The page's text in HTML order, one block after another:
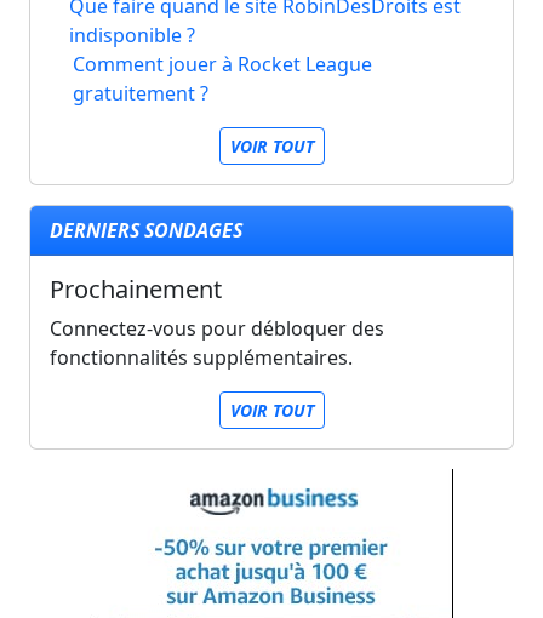
Que faire quand le site RobinDesDroits est
indisponible ?
Comment jouer à Rocket League
gratuitement ?
VOIR TOUT
DERNIERS SONDAGES
Prochainement
Connectez-vous pour débloquer des
fonctionnalités supplémentaires.
VOIR TOUT